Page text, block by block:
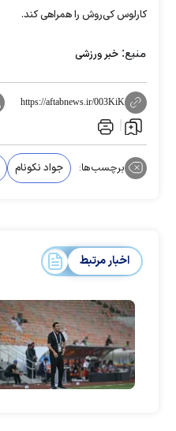
کارلوس کی‌روش را همراهی کند.
منبع: خبر ورزشی
https://aftabnews.ir/003KiK
برچسب‌ها: جواد نکونام
اخبار مرتبط